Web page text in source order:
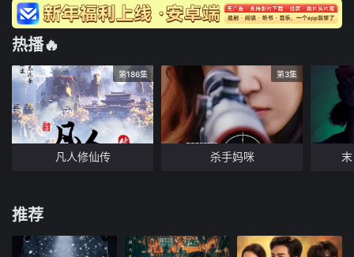
热播🔥
第186集
凡人修仙传
第3集
杀手妈咪
推荐